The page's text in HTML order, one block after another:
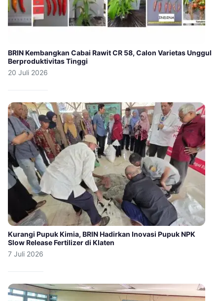
BRIN Kembangkan Cabai Rawit CR 58, Calon Varietas Unggul
Berproduktivitas Tinggi
20 Juli 2026
Kurangi Pupuk Kimia, BRIN Hadirkan Inovasi Pupuk NPK
Slow Release Fertilizer di Klaten
7 Juli 2026